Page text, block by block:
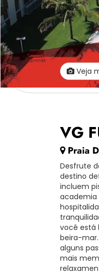
Veja
VG
Praia
Desfrute
destino
incluem
academia
você está
beira-
alguns
mais